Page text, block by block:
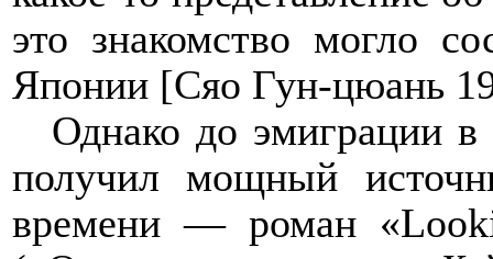
это знакомство могло
Японии [Сяо Гун-цюань
Однако до эмиграции
получил мощный
времени — роман «